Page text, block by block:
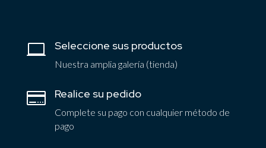
 Seleccione sus productos
Nuestra amplia galería (tienda)
 Realice su pedido
Complete su pago con cualquier método de
pago